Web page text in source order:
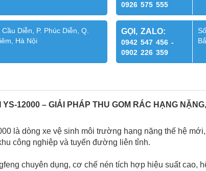
0926 575 555
Diễn, P. Phúc Diễn, Q.
Hà Nội
GỌI, ZALO:
0942 547 456 -
0902 226 359
12000 – GIẢI PHÁP THU GOM RÁC HẠNG
là dòng xe vệ sinh môi trường hạng nặng thế hệ
công nghiệp và tuyến đường liên tỉnh.
chuyên dụng, cơ chế nén tích hợp hiệu suất cao,